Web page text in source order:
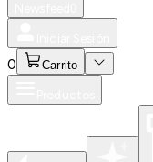
0 Carrito